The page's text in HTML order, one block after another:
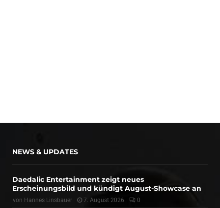
NEWS & UPDATES
Daedalic Entertainment zeigt neues
Erscheinungsbild und kündigt August-Showcase an
von Hannes Linsbauer 7. August 2026 0